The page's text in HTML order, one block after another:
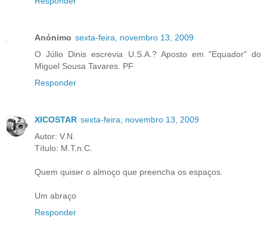
Anónimo sexta-feira, novembro 13, 2009
O Júlio Dinis escrevia U.S.A.? Aposto em "Equador" do
Miguel Sousa Tavares. PF
Responder
XICOSTAR sexta-feira, novembro 13, 2009
Autor: V.N.
Título: M.T.n.C.
Quem quiser o almoço que preencha os espaços.
Um abraço
Responder